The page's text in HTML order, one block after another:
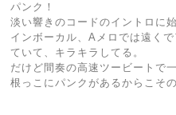
パンク！
淡い響きのコードのイントロに
インボーカル、Aメロでは遠く
ていて、キラキラしてる。
だけど間奏の高速ツービートで
根っこにパンクがあるからこそ